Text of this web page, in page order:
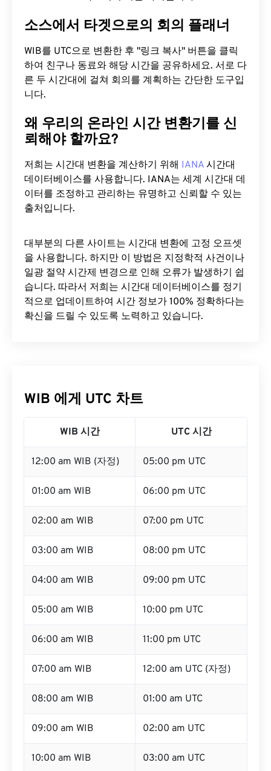
소스에서 타겟으로의 회의 플래너
WIB를 UTC으로 변환한 후 "링크 복사" 버튼을 클릭
하여 친구나 동료와 해당 시간을 공유하세요. 서로 다
른 두 시간대에 걸쳐 회의를 계획하는 간단한 도구입
니다.
왜 우리의 온라인 시간 변환기를 신
뢰해야 할까요?
저희는 시간대 변환을 계산하기 위해 IANA 시간대
데이터베이스를 사용합니다. IANA는 세계 시간대 데
이터를 조정하고 관리하는 유명하고 신뢰할 수 있는
출처입니다.
대부분의 다른 사이트는 시간대 변환에 ​​고정 오프셋
을 사용합니다. 하지만 이 방법은 지정학적 사건이나
일광 절약 시간제 변경으로 인해 오류가 발생하기 쉽
습니다. 따라서 저희는 시간대 데이터베이스를 정기
적으로 업데이트하여 시간 정보가 100% 정확하다는
확신을 드릴 수 있도록 노력하고 있습니다.
WIB 에게 UTC 차트
WIB 시간 UTC 시간
12:00 am WIB (자정) 05:00 pm UTC
01:00 am WIB 06:00 pm UTC
02:00 am WIB 07:00 pm UTC
03:00 am WIB 08:00 pm UTC
04:00 am WIB 09:00 pm UTC
05:00 am WIB 10:00 pm UTC
06:00 am WIB 11:00 pm UTC
07:00 am WIB 12:00 am UTC (자정)
08:00 am WIB 01:00 am UTC
09:00 am WIB 02:00 am UTC
10:00 am WIB 03:00 am UTC